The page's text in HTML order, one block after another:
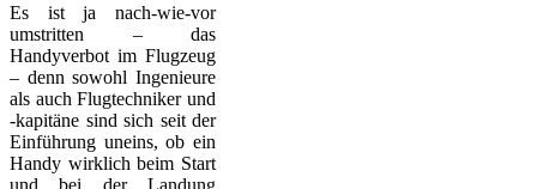
Es ist ja nach-wie-vor
umstritten – das
Handyverbot im Flugzeug
– denn sowohl Ingenieure
als auch Flugtechniker und
-kapitäne sind sich seit der
Einführung uneins, ob ein
Handy wirklich beim Start
und bei der Landung